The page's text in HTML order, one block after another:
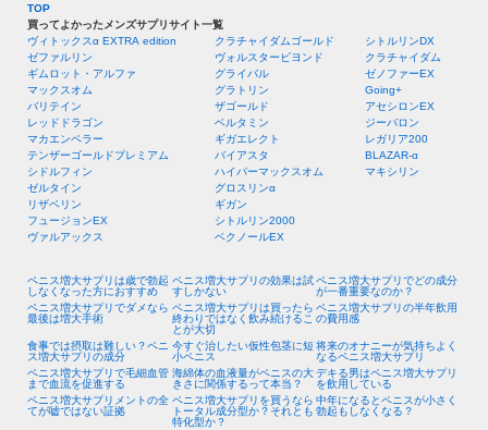
TOP
買ってよかったメンズサプリサイト一覧
ヴィトックスα EXTRA edition
クラチャイダムゴールド
シトルリンDX
ゼファルリン
ヴォルスタービヨンド
クラチャイダム
ギムロット・アルファ
グライバル
ゼノファーEX
マックスオム
グラトリン
Going+
バリテイン
ザゴールド
アセシロンEX
レッドドラゴン
ベルタミン
ジーバロン
マカエンペラー
ギガエレクト
レガリア200
テンザーゴールドプレミアム
バイアスタ
BLAZAR-α
シドルフィン
ハイパーマックスオム
マキシリン
ゼルタイン
グロスリンα
リザベリン
ギガン
フュージョンEX
シトルリン2000
ヴァルアックス
ベクノールEX
ペニス増大サプリは歳で勃起
しなくなった方におすすめ
ペニス増大サプリの効果は試
すしかない
ペニス増大サプリでどの成分
が一番重要なのか？
ペニス増大サプリでダメなら
最後は増大手術
ペニス増大サプリは買ったら
終わりではなく飲み続けるこ
とが大切
ペニス増大サプリの半年飲用
の費用感
食事では摂取は難しい？ペニ
ス増大サプリの成分
今すぐ治したい仮性包茎に短
小ペニス
将来のオナニーが気持ちよく
なるペニス増大サプリ
ペニス増大サプリで毛細血管
まで血流を促進する
海綿体の血液量がペニスの大
きさに関係するって本当？
デキる男はペニス増大サプリ
を飲用している
ペニス増大サプリメントの全
てが嘘ではない証拠
ペニス増大サプリを買うなら
トータル成分型か？それとも
特化型か？
中年になるとペニスが小さく
勃起もしなくなる？